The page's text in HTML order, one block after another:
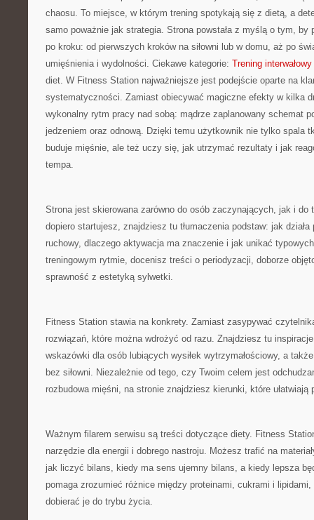
chaosu. To miejsce, w którym trening spotykają się z dietą, a
samo poważnie jak strategia. Strona powstała z myślą o tym, by
po kroku: od pierwszych kroków na siłowni lub w domu, aż po
umięśnienia i wydolności. Ciekawe kategorie: Trening
diet. W Fitness Station najważniejsze jest podejście oparte na
systematyczności. Zamiast obiecywać magiczne efekty w kilka
wykonalny rytm pracy nad sobą: mądrze zaplanowany schemat
jedzeniem oraz odnową. Dzięki temu użytkownik nie tylko spala
buduje mięśnie, ale też uczy się, jak utrzymać rezultaty i jak
tempa.
Strona jest skierowana zarówno do osób zaczynających, jak i do
dopiero startujesz, znajdziesz tu tłumaczenia podstaw: jak
ruchowy, dlaczego aktywacja ma znaczenie i jak unikać
treningowym rytmie, docenisz treści o periodyzacji, doborze
sprawność z estetyką sylwetki.
Fitness Station stawia na konkrety. Zamiast zasypywać
rozwiązań, które można wdrożyć od razu. Znajdziesz tu inspiracje
wskazówki dla osób lubiących wysiłek wytrzymałościowy, a
bez siłowni. Niezależnie od tego, czy Twoim celem jest
rozbudowa mięśni, na stronie znajdziesz kierunki, które ułatwiają
Ważnym filarem serwisu są treści dotyczące diety. Fitness
narzędzie dla energii i dobrego nastroju. Możesz trafić na
jak liczyć bilans, kiedy ma sens ujemny bilans, a kiedy lepsza
pomaga zrozumieć różnice między proteinami, cukrami i
dobierać je do trybu życia.